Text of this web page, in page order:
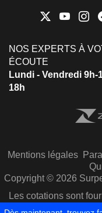
NOS EXPERTS À
ÉCOUTE
Lundi - Vendredi 9h-
18h
Mentions légales
Copyright © 2026
Les cotations sont